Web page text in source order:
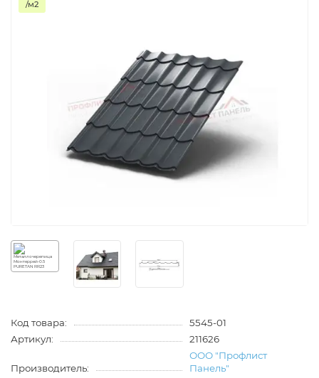
/м2
Код товара:
5545-01
Артикул:
211626
Производитель:
ООО "Профлист
Панель"